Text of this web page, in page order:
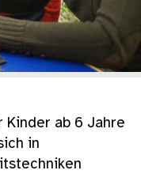
ab 6 Jahre
in